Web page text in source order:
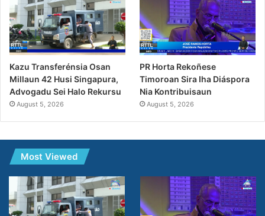
Kazu Transferénsia Osan
Millaun 42 Husi Singapura,
Advogadu Sei Halo Rekursu
August 5, 2026
PR Horta Rekoñese
Timoroan Sira Iha Diáspora
Nia Kontribuisaun
August 5, 2026
Most Viewed